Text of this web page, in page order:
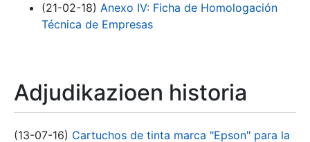
(21-02-18) Anexo IV: Ficha de Homologación
Técnica de Empresas
Adjudikazioen historia
(13-07-16) Cartuchos de tinta marca "Epson" para la